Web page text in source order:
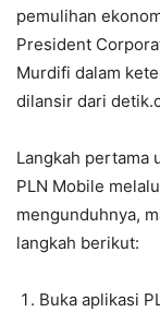
pemulihan
President
Murdifi dalam
dilansir dari
Langkah pertama
PLN Mobile
mengunduhnya,
langkah berikut:
Buka aplikasi